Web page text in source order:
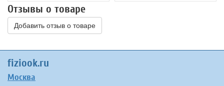
Отзывы о товаре
Добавить отзыв о товаре
fiziook.ru
Москва